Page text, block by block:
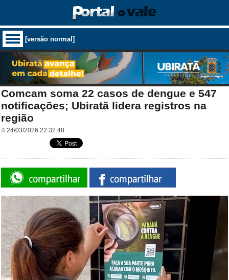
[versão normal]
Comcam soma 22 casos de dengue e 547
notificações; Ubiratã lidera registros na
região
24/03/2026 22:32:48